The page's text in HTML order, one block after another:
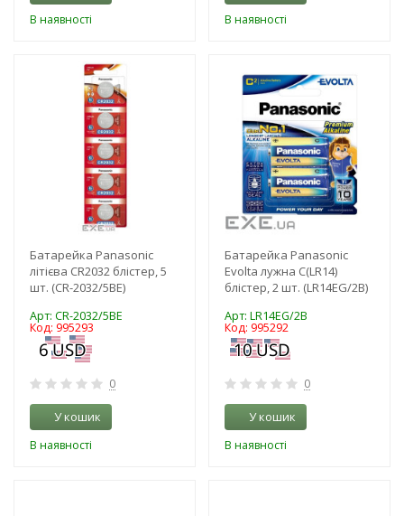
В наявності В наявності
Батарейка Panasonic
літієва CR2032 блістер, 5
шт. (CR-2032/5BE)
Арт: CR-2032/5BE
Код: 995293
0
У кошик
В наявності
Батарейка Panasonic
Evolta лужна C(LR14)
блістер, 2 шт. (LR14EG/2B)
Арт: LR14EG/2B
Код: 995292
0
У кошик
В наявності